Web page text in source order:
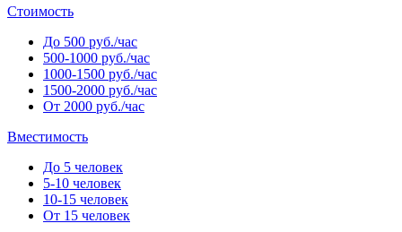
Стоимость
До 500 руб./час
500-1000 руб./час
1000-1500 руб./час
1500-2000 руб./час
От 2000 руб./час
Вместимость
До 5 человек
5-10 человек
10-15 человек
От 15 человек